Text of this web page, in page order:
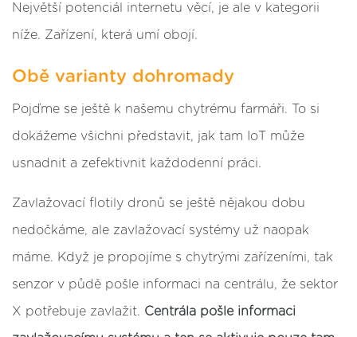
Největší potenciál internetu věcí, je ale v kategorii
níže. Zařízení, která umí obojí.
Obě varianty dohromady
Pojďme se ještě k našemu chytrému farmáři. To si
dokážeme všichni představit, jak tam IoT může
usnadnit a zefektivnit každodenní práci.
Zavlažovací flotily dronů se ještě nějakou dobu
nedočkáme, ale zavlažovací systémy už naopak
máme. Když je propojíme s chytrými zařízeními, tak
senzor v půdě pošle informaci na centrálu, že sektor
X potřebuje zavlažit. Centrála pošle informaci